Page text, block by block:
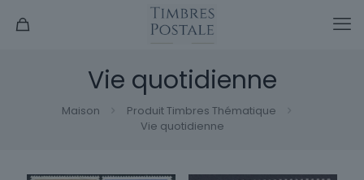
Vie quotidienne
Maison
Produit Timbres Thématique
Vie quotidienne